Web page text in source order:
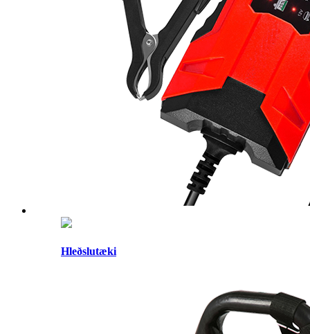
Hleðslutæki